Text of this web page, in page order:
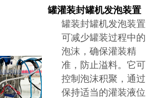
罐灌装封罐机发泡装置
罐装封罐机发泡装置
可减少罐装过程中的
泡沫，确保灌装精
准，防止溢料。它可
控制泡沫积聚，通过
保持适当的灌装液位